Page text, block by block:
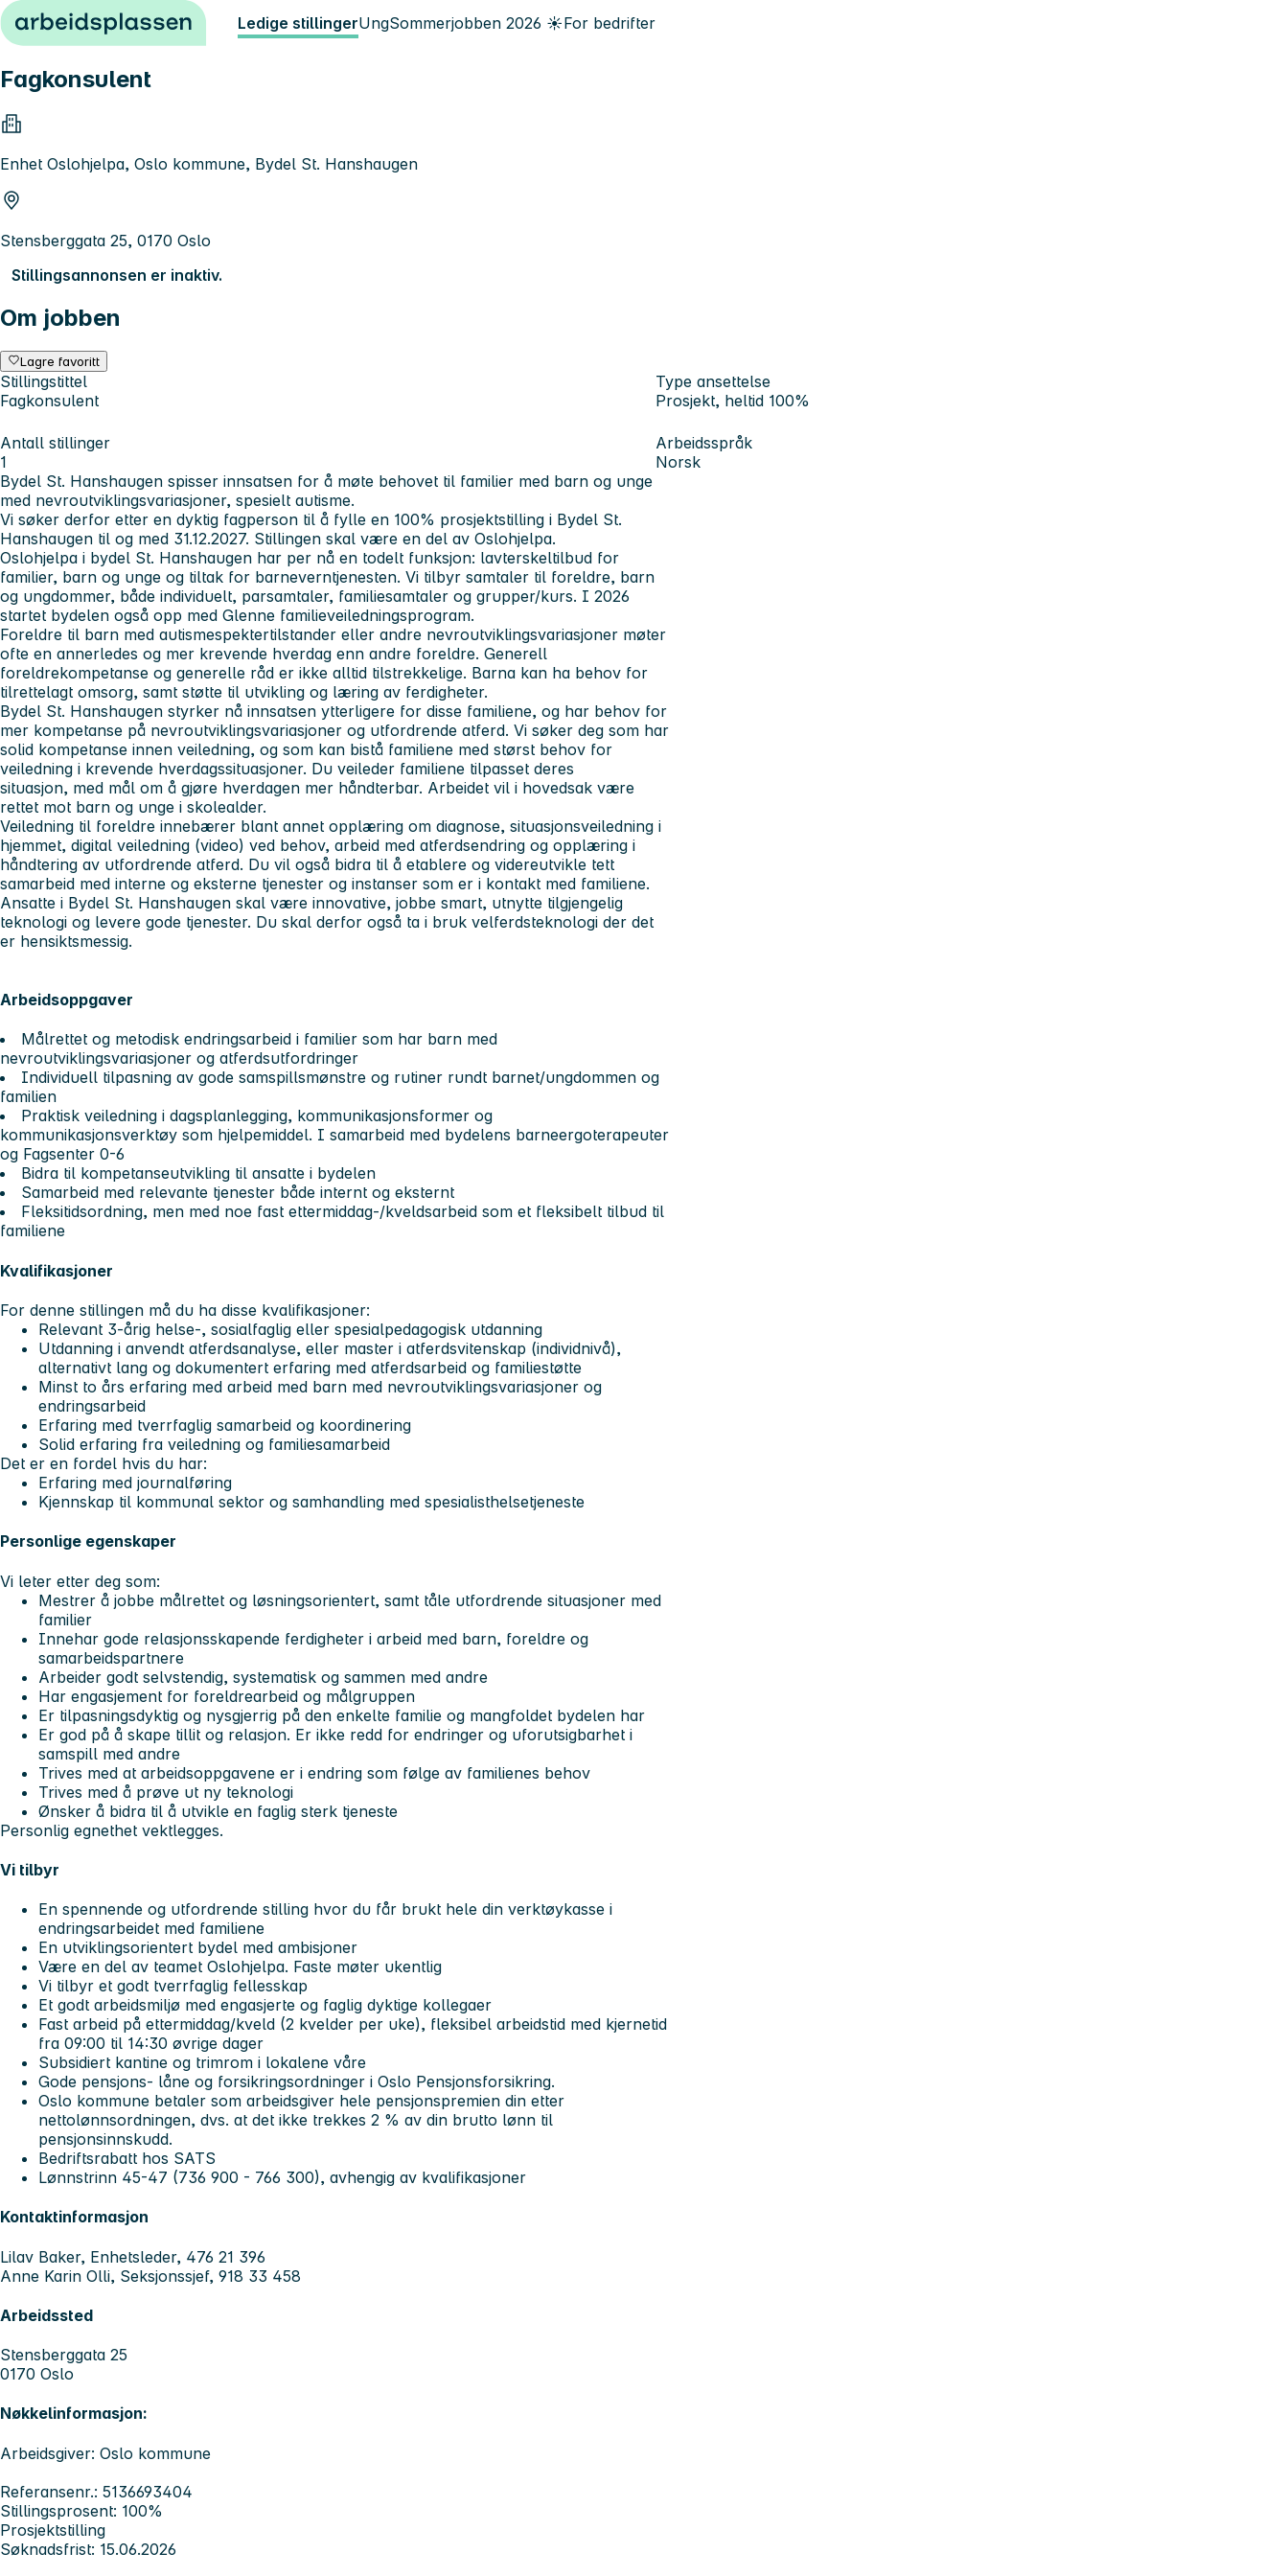
Hopp til innhold Ledige stillingerUngSommerjobben 2026 ☀️For bedrifter
Fagkonsulent
Enhet Oslohjelpa, Oslo kommune, Bydel St. Hanshaugen
Stensberggata 25, 0170 Oslo
Stillingsannonsen er inaktiv.
Om jobben
Lagre favoritt
Stillingstittel
Fagkonsulent
Type ansettelse
Prosjekt, heltid 100%
Antall stillinger
1
Arbeidsspråk
Norsk
Bydel St. Hanshaugen spisser innsatsen for å møte behovet til familier med barn og unge
med nevroutviklingsvariasjoner, spesielt autisme.
Vi søker derfor etter en dyktig fagperson til å fylle en 100% prosjektstilling i Bydel St.
Hanshaugen til og med 31.12.2027. Stillingen skal være en del av Oslohjelpa.
Oslohjelpa i bydel St. Hanshaugen har per nå en todelt funksjon: lavterskeltilbud for
familier, barn og unge og tiltak for barneverntjenesten. Vi tilbyr samtaler til foreldre, barn
og ungdommer, både individuelt, parsamtaler, familiesamtaler og grupper/kurs. I 2026
startet bydelen også opp med Glenne familieveiledningsprogram.
Foreldre til barn med autismespektertilstander eller andre nevroutviklingsvariasjoner møter
ofte en annerledes og mer krevende hverdag enn andre foreldre. Generell
foreldrekompetanse og generelle råd er ikke alltid tilstrekkelige. Barna kan ha behov for
tilrettelagt omsorg, samt støtte til utvikling og læring av ferdigheter.
Bydel St. Hanshaugen styrker nå innsatsen ytterligere for disse familiene, og har behov for
mer kompetanse på nevroutviklingsvariasjoner og utfordrende atferd. Vi søker deg som har
solid kompetanse innen veiledning, og som kan bistå familiene med størst behov for
veiledning i krevende hverdagssituasjoner. Du veileder familiene tilpasset deres
situasjon, med mål om å gjøre hverdagen mer håndterbar. Arbeidet vil i hovedsak være
rettet mot barn og unge i skolealder.
Veiledning til foreldre innebærer blant annet opplæring om diagnose, situasjonsveiledning i
hjemmet, digital veiledning (video) ved behov, arbeid med atferdsendring og opplæring i
håndtering av utfordrende atferd. Du vil også bidra til å etablere og videreutvikle tett
samarbeid med interne og eksterne tjenester og instanser som er i kontakt med familiene.
Ansatte i Bydel St. Hanshaugen skal være innovative, jobbe smart, utnytte tilgjengelig
teknologi og levere gode tjenester. Du skal derfor også ta i bruk velferdsteknologi der det
er hensiktsmessig.
Arbeidsoppgaver
Målrettet og metodisk endringsarbeid i familier som har barn med
nevroutviklingsvariasjoner og atferdsutfordringer
Individuell tilpasning av gode samspillsmønstre og rutiner rundt barnet/ungdommen og
familien
Praktisk veiledning i dagsplanlegging, kommunikasjonsformer og
kommunikasjonsverktøy som hjelpemiddel. I samarbeid med bydelens barneergoterapeuter
og Fagsenter 0-6
Bidra til kompetanseutvikling til ansatte i bydelen
Samarbeid med relevante tjenester både internt og eksternt
Fleksitidsordning, men med noe fast ettermiddag-/kveldsarbeid som et fleksibelt tilbud til
familiene
Kvalifikasjoner
For denne stillingen må du ha disse kvalifikasjoner:
Relevant 3-årig helse-, sosialfaglig eller spesialpedagogisk utdanning
Utdanning i anvendt atferdsanalyse, eller master i atferdsvitenskap (individnivå),
alternativt lang og dokumentert erfaring med atferdsarbeid og familiestøtte
Minst to års erfaring med arbeid med barn med nevroutviklingsvariasjoner og
endringsarbeid
Erfaring med tverrfaglig samarbeid og koordinering
Solid erfaring fra veiledning og familiesamarbeid
Det er en fordel hvis du har:
Erfaring med journalføring
Kjennskap til kommunal sektor og samhandling med spesialisthelsetjeneste
Personlige egenskaper
Vi leter etter deg som:
Mestrer å jobbe målrettet og løsningsorientert, samt tåle utfordrende situasjoner med
familier
Innehar gode relasjonsskapende ferdigheter i arbeid med barn, foreldre og
samarbeidspartnere
Arbeider godt selvstendig, systematisk og sammen med andre
Har engasjement for foreldrearbeid og målgruppen
Er tilpasningsdyktig og nysgjerrig på den enkelte familie og mangfoldet bydelen har
Er god på å skape tillit og relasjon. Er ikke redd for endringer og uforutsigbarhet i
samspill med andre
Trives med at arbeidsoppgavene er i endring som følge av familienes behov
Trives med å prøve ut ny teknologi
Ønsker å bidra til å utvikle en faglig sterk tjeneste
Personlig egnethet vektlegges.
Vi tilbyr
En spennende og utfordrende stilling hvor du får brukt hele din verktøykasse i
endringsarbeidet med familiene
En utviklingsorientert bydel med ambisjoner
Være en del av teamet Oslohjelpa. Faste møter ukentlig
Vi tilbyr et godt tverrfaglig fellesskap
Et godt arbeidsmiljø med engasjerte og faglig dyktige kollegaer
Fast arbeid på ettermiddag/kveld (2 kvelder per uke), fleksibel arbeidstid med kjernetid
fra 09:00 til 14:30 øvrige dager
Subsidiert kantine og trimrom i lokalene våre
Gode pensjons- låne og forsikringsordninger i Oslo Pensjonsforsikring.
Oslo kommune betaler som arbeidsgiver hele pensjonspremien din etter
nettolønnsordningen, dvs. at det ikke trekkes 2 % av din brutto lønn til
pensjonsinnskudd.
Bedriftsrabatt hos SATS
Lønnstrinn 45-47 (736 900 - 766 300), avhengig av kvalifikasjoner
Kontaktinformasjon
Lilav Baker, Enhetsleder, 476 21 396
Anne Karin Olli, Seksjonssjef, 918 33 458
Arbeidssted
Stensberggata 25
0170 Oslo
Nøkkelinformasjon:
Arbeidsgiver: Oslo kommune
Referansenr.: 5136693404
Stillingsprosent: 100%
Prosjektstilling
Søknadsfrist: 15.06.2026